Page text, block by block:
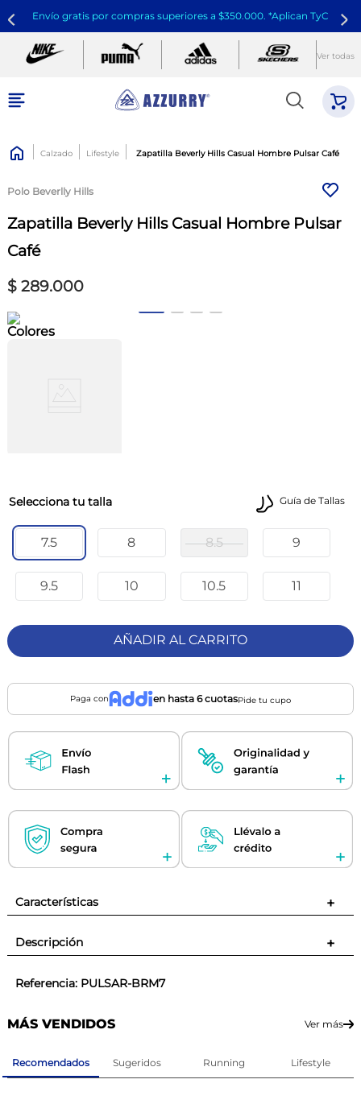
Envío gratis por compras superiores a $350.000. *Aplican TyC
Ver todas
Calzado Lifestyle Zapatilla Beverly Hills Casual Hombre Pulsar Café
Polo Beverlly Hills
Zapatilla Beverly Hills Casual Hombre Pulsar
Café
$ 289.000
Colores
Guía de Tallas
talla
10 10.5 11
7.5 8 8.5 9
9.5
AÑADIR AL CARRITO
Paga con en hasta 6 cuotasPide tu cupo
Características +
Descripción +
Referencia: PULSAR-BRM7
MÁS VENDIDOS Ver más
Recomendados Sugeridos Running Lifestyle